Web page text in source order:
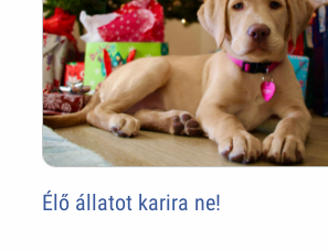
Élő állatot karira ne!